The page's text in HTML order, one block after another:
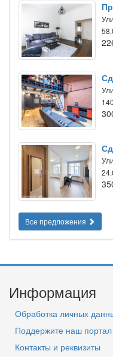
Все предложения
Информация
Обработка личных
Поддержите наш портал
Контакты и реквизиты